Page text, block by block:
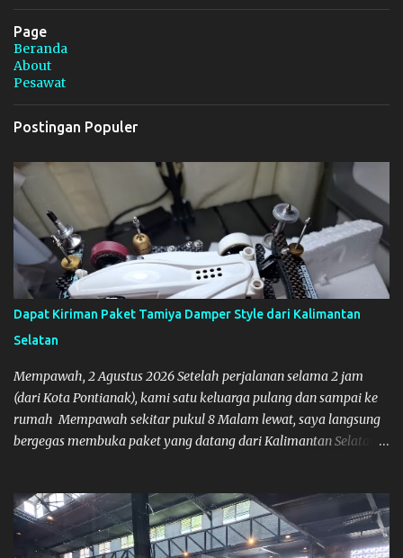
Page
Beranda
About
Pesawat
Postingan Populer
Dapat Kiriman Paket Tamiya Damper Style dari Kalimantan
Selatan
Mempawah, 2 Agustus 2026 Setelah perjalanan selama 2 jam
(dari Kota Pontianak), kami satu keluarga pulang dan sampai ke
rumah Mempawah sekitar pukul 8 Malam lewat, saya langsung
bergegas membuka paket yang datang dari Kalimantan Selatan.